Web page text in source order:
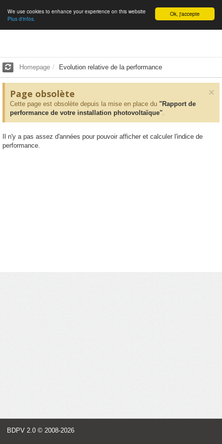
English Ok, j'accepte
We use cookies to enhance your experience on this website
Plus d'infos.
Homepage Evolution relative de la performance
×
Page obsolète
Cette page est obsolète depuis la mise en place du "Rapport de
performance de votre installation photovoltaïque".
Il n'y a pas assez d'années pour pouvoir afficher et calculer l'indice de
performance.
BDPV 2.0 © 2008-2026